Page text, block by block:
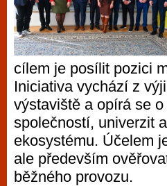
cílem je posílit pozici
Iniciativa vychází z
výstaviště a opírá se
společností, univerzit
ekosystému. Účelem
ale především
běžného provozu.